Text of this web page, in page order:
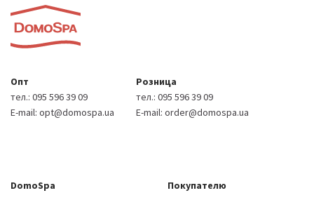
Опт
тел.: 095 596 39 09
E-mail: opt@domospa.ua
Розница
тел.: 095 596 39 09
E-mail: order@domospa.ua
DomoSpa Покупателю